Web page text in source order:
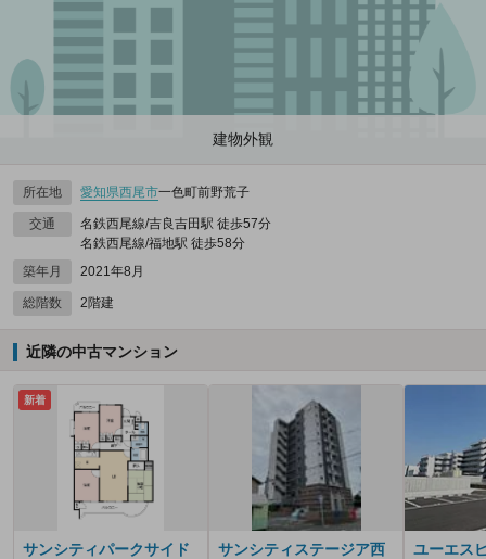
建物外観
所在地 愛知県西尾市一色町前野荒子
交通
名鉄西尾線/吉良吉田駅 徒歩57分
名鉄西尾線/福地駅 徒歩58分
築年月
2021年8月
総階数 2階建
近隣の中古マンション
新着
サンシティパークサイド
サンシティステージア西
ユーエス